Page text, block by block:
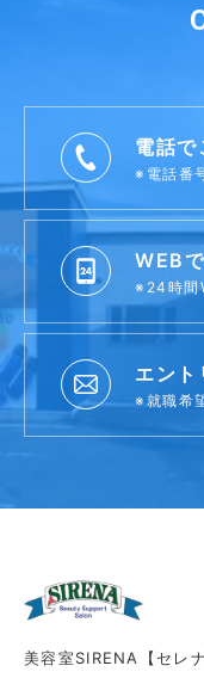
電話で
※電話番
WEB
※24時間
エント
※就職希
美容室SIRENA【セレナ